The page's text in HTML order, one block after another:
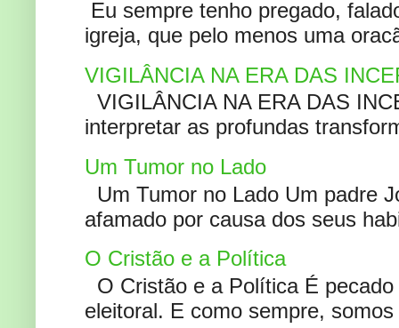
Eu sempre tenho pregado,
igreja, que pelo menos uma
VIGILÂNCIA NA ERA DAS
VIGILÂNCIA NA ERA DAS
interpretar as profundas
Um Tumor no Lado
Um Tumor no Lado Um padre
afamado por causa dos seus
O Cristão e a Política
O Cristão e a Política É
eleitoral. E como sempre,